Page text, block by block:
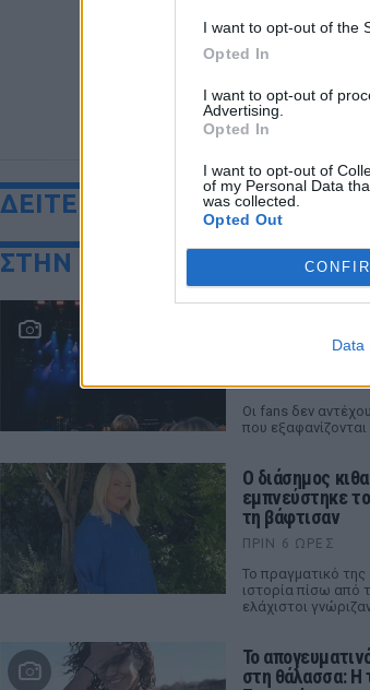
I want to opt-out of the
Opted In
I want to opt-out of
Advertising.
Opted In
I want to opt-out of
of my Personal Data
was collected.
Opted Out
Data
ΔΕΙΤΕ ΕΠΙΣΗΣ
ΣΤΗΝ ΙΔΙΑ ΚΑΤΗΓΟΡΙΑ
εισιτήρια ‑
Οι fans δεν
που
Ο διάσημος
εμπνεύστηκε
τη βάφτισαν
ΠΡΙΝ 6 ΏΡΕΣ
Το πραγματικό της
ιστορία πίσω από
ελάχιστοι
Το
στη θάλασσα: Η